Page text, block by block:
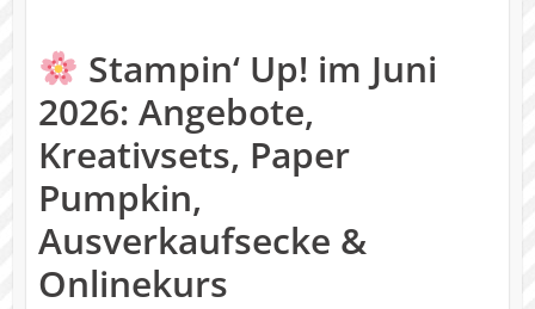
Stampin‘ Up! im Juni
2026: Angebote,
Kreativsets, Paper
Pumpkin,
Ausverkaufsecke &
Onlinekurs